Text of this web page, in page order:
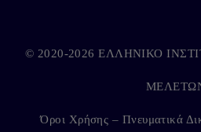
© 2020-2026 ΕΛΛΗΝΙΚΟ
Όροι Χρήσης – Πνευματικά